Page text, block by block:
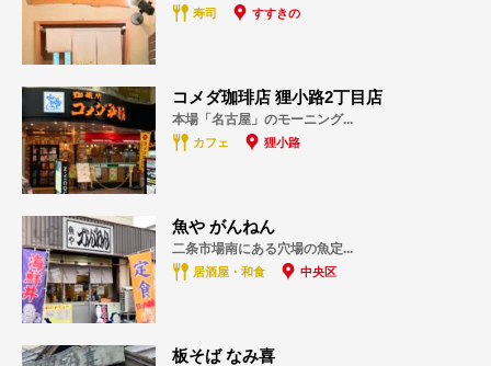
寿司 すすきの
コメダ珈琲店 狸小路2丁目店
本場「名古屋」のモーニング...
カフェ 狸小路
魚や がんねん
二条市場南にある穴場の魚定...
居酒屋・和食 中央区
板そば なみ喜